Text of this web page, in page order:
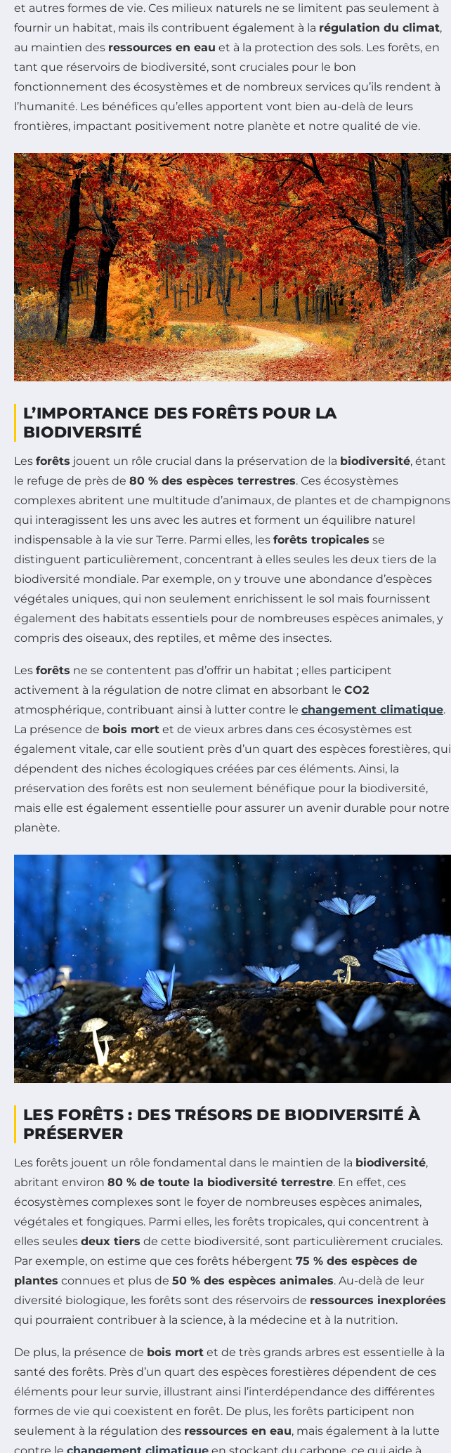
et autres formes de vie. Ces milieux naturels ne se limitent pas seulement à
fournir un habitat, mais ils contribuent également à la régulation du climat,
au maintien des ressources en eau et à la protection des sols. Les forêts, en
tant que réservoirs de biodiversité, sont cruciales pour le bon
fonctionnement des écosystèmes et de nombreux services qu’ils rendent à
l’humanité. Les bénéfices qu’elles apportent vont bien au-delà de leurs
frontières, impactant positivement notre planète et notre qualité de vie.
L’IMPORTANCE DES FORÊTS POUR LA
BIODIVERSITÉ
Les forêts jouent un rôle crucial dans la préservation de la biodiversité, étant
le refuge de près de 80 % des espèces terrestres. Ces écosystèmes
complexes abritent une multitude d’animaux, de plantes et de champignons
qui interagissent les uns avec les autres et forment un équilibre naturel
indispensable à la vie sur Terre. Parmi elles, les forêts tropicales se
distinguent particulièrement, concentrant à elles seules les deux tiers de la
biodiversité mondiale. Par exemple, on y trouve une abondance d’espèces
végétales uniques, qui non seulement enrichissent le sol mais fournissent
également des habitats essentiels pour de nombreuses espèces animales, y
compris des oiseaux, des reptiles, et même des insectes.
Les forêts ne se contentent pas d’offrir un habitat ; elles participent
activement à la régulation de notre climat en absorbant le CO2
atmosphérique, contribuant ainsi à lutter contre le changement climatique.
La présence de bois mort et de vieux arbres dans ces écosystèmes est
également vitale, car elle soutient près d’un quart des espèces forestières, qui
dépendent des niches écologiques créées par ces éléments. Ainsi, la
préservation des forêts est non seulement bénéfique pour la biodiversité,
mais elle est également essentielle pour assurer un avenir durable pour notre
planète.
LES FORÊTS : DES TRÉSORS DE BIODIVERSITÉ À
PRÉSERVER
Les forêts jouent un rôle fondamental dans le maintien de la biodiversité,
abritant environ 80 % de toute la biodiversité terrestre. En effet, ces
écosystèmes complexes sont le foyer de nombreuses espèces animales,
végétales et fongiques. Parmi elles, les forêts tropicales, qui concentrent à
elles seules deux tiers de cette biodiversité, sont particulièrement cruciales.
Par exemple, on estime que ces forêts hébergent 75 % des espèces de
plantes connues et plus de 50 % des espèces animales. Au-delà de leur
diversité biologique, les forêts sont des réservoirs de ressources inexplorées
qui pourraient contribuer à la science, à la médecine et à la nutrition.
De plus, la présence de bois mort et de très grands arbres est essentielle à la
santé des forêts. Près d’un quart des espèces forestières dépendent de ces
éléments pour leur survie, illustrant ainsi l’interdépendance des différentes
formes de vie qui coexistent en forêt. De plus, les forêts participent non
seulement à la régulation des ressources en eau, mais également à la lutte